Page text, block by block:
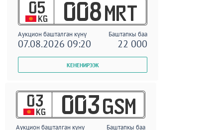
05
KG 008 MRT
Аукцион башталган күнү Баштапкы баа
07.08.2026 09:20 22 000
03
KG 003 GSM
Аукцион башталган күнү Баштапкы баа